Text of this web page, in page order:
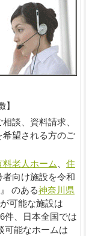
、資料請求、
望される方のご
料老人ホーム
住
者向け施設を令和
のある神奈川県
可能な施設は
件、日本全国では
可能なホームは